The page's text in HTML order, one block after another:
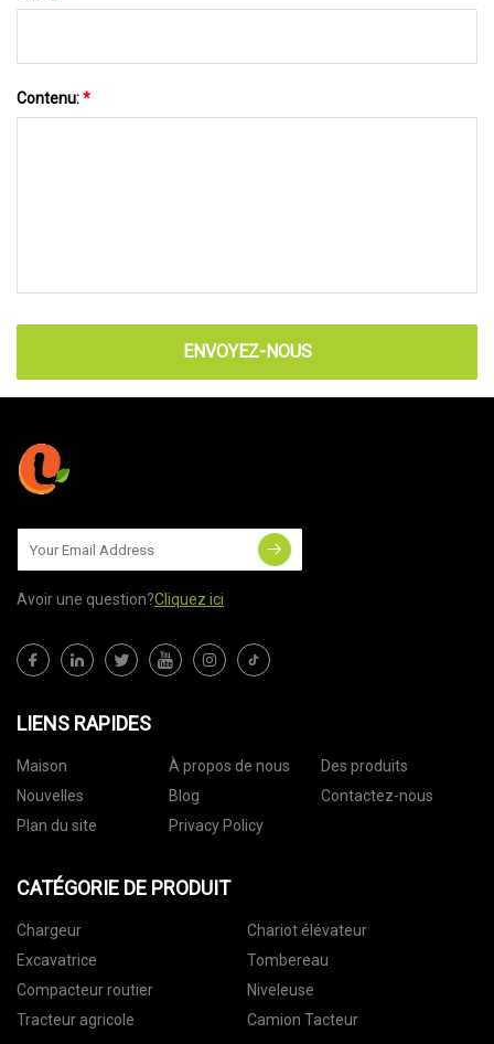
Contenu:*
ENVOYEZ-NOUS
Avoir une question?Cliquez ici
LIENS RAPIDES
Maison À propos de nous
Des produits
Nouvelles
Blog
Contactez-nous
Plan du site
Privacy Policy
CATÉGORIE DE PRODUIT
Chargeur
Chariot élévateur
Excavatrice
Tombereau
Compacteur routier
Niveleuse
Tracteur agricole
Camion Tacteur